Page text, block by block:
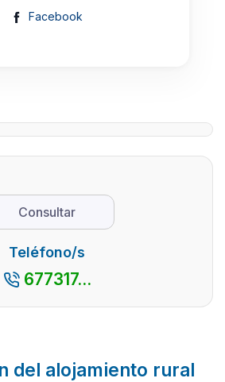
Facebook
Consultar
Teléfono/s
677317...
del alojamiento rural